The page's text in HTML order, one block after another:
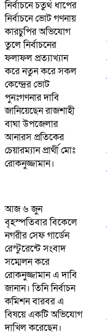
নির্বাচনে চতুর্থ ধাপের
নির্বাচনে ভোট গণনায়
কারচুপির অভিযোগ
তুলে নির্বাচনের
ফলাফল প্রত্যাখ্যান
করে নতুন করে সকল
কেন্দ্রের ভোট
পুনঃগণনার দাবি
জানিয়েছেন রাজশাহী
বাঘা উপজেলার
আনারস প্রতিকের
চেয়ারম্যান প্রার্থী মোঃ
রোকনুজ্জামান।
আজ ৬ জুন
বৃহস্পতিবার বিকেলে
নগরীর সেফ গার্ডেন
রেস্টুরেন্টে সংবাদ
সম্মেলন করে
রোকনুজ্জামান এ দাবি
জানান। তিনি নির্বাচন
কমিশন বারবর এ
বিষয়ে একটি অভিযোগ
দাখিল করেছেন।